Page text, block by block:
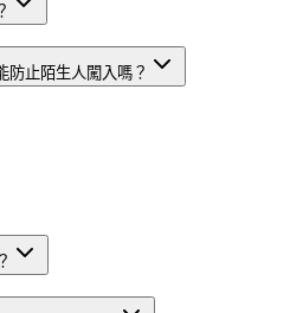
防止陌生人闖入嗎？